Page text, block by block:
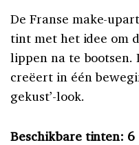
De Franse make-
tint met het idee om
lippen na te bootsen.
creëert in één
gekust’-look.
Beschikbare tinten: 6